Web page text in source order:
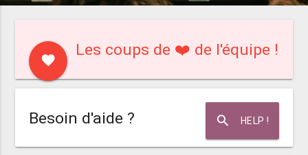
favorite
Les coups de ❤️ de l'équipe !
search HELP !
Besoin d'aide ?